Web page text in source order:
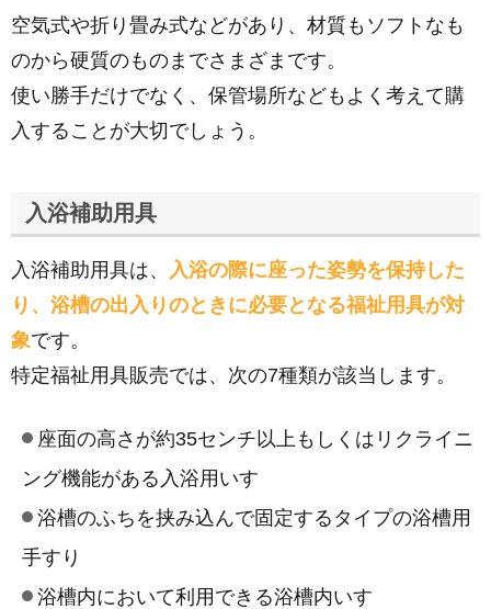
空気式や折り畳み式などがあり、材質もソフトなも
のから硬質のものまでさまざまです。
使い勝手だけでなく、保管場所などもよく考えて購
入することが大切でしょう。
入浴補助用具
入浴補助用具は、 入浴の際に座った姿勢を保持した
り、浴槽の出入りのときに必要となる福祉用具が対
象です。
特定福祉用具販売では、次の7種類が該当します。
​座面の高さが約35センチ以上もしくはリクライニ
ング機能がある入浴用いす
浴槽のふちを挟み込んで固定するタイプの浴槽用
手すり
浴槽内において利用できる浴槽内いす